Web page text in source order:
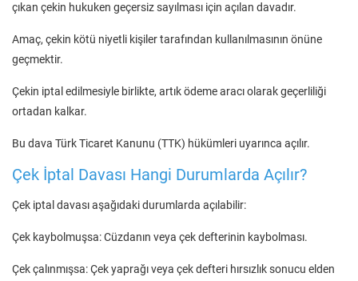
çıkan çekin hukuken geçersiz sayılması için açılan davadır.
Amaç, çekin kötü niyetli kişiler tarafından kullanılmasının önüne
geçmektir.
Çekin iptal edilmesiyle birlikte, artık ödeme aracı olarak geçerliliği
ortadan kalkar.
Bu dava Türk Ticaret Kanunu (TTK) hükümleri uyarınca açılır.
Çek İptal Davası Hangi Durumlarda Açılır?
Çek iptal davası aşağıdaki durumlarda açılabilir:
Çek kaybolmuşsa: Cüzdanın veya çek defterinin kaybolması.
Çek çalınmışsa: Çek yaprağı veya çek defteri hırsızlık sonucu elden